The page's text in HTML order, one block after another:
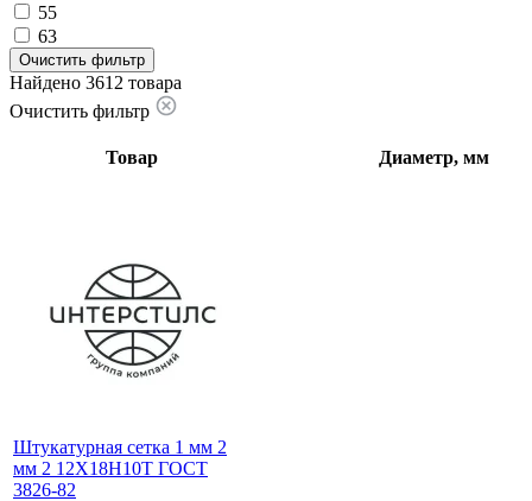
55
63
Очистить фильтр
Найдено 3612 товара
Очистить фильтр
Товар Диаметр, мм
Штукатурная сетка 1 мм 2
мм 2 12Х18Н10Т ГОСТ
3826-82